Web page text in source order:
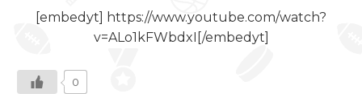
[embedyt] https://www.youtube.com/watch?
v=ALo1kFWbdxI[/embedyt]
0